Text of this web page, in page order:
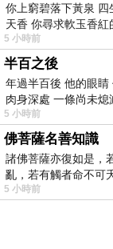
你上窮碧落下黃泉
天香 你尋求軟玉香
5 小時前
半百之後
年過半百後 他的眼
肉身深處 一條尚未
5 小時前
佛菩薩名善知識
諸佛菩薩亦復如是，
亂，若有觸者命不可
受
5 小時前